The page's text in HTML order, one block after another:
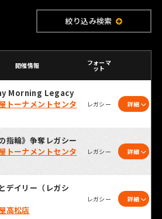
絞り込み検索
開催情報 フォーマ
ット
Morning Legacy
トーナメントセンタ
レガシー 詳細
指輪》争奪レガシー
トーナメントセンタ
レガシー 詳細
デイリー（レガシ
高松店
レガシー 詳細